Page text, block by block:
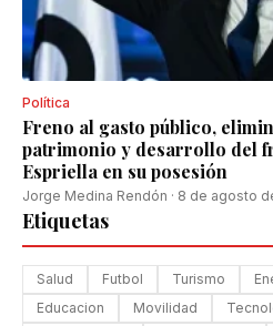
Política
Freno al gasto público,
patrimonio y desarrollo del
Espriella en su posesión
Jorge Medina Rendón · 8 de agosto
Etiquetas
Salud Futbol Turismo
Educacion
Movilidad